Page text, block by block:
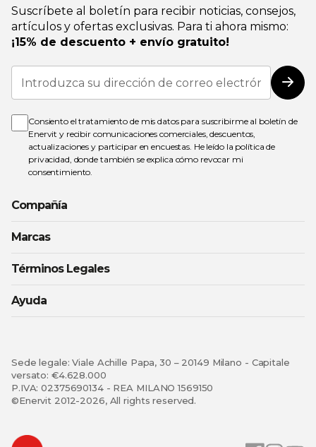
Suscríbete al boletín para recibir noticias, consejos,
artículos y ofertas exclusivas. Para ti ahora mismo:
¡15% de descuento + envío gratuito!
Inscríbase
nuestro
de
noticias:
Consiento el tratamiento de mis datos para suscribirme al boletín de
Enervit y recibir comunicaciones comerciales, descuentos,
actualizaciones y participar en encuestas. He leído la política de
privacidad, donde también se explica cómo revocar mi
consentimiento.
Compañía
Marcas
Términos Legales
Ayuda
Sede legale: Viale Achille Papa, 30 – 20149 Milano - Capitale
versato: €4.628.000
P.IVA: 02375690134 - REA MILANO 1569150
©Enervit 2012-2026, All rights reserved.